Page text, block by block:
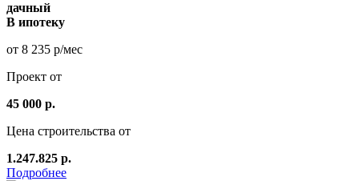
дачный
В ипотеку
от 8 235 р/мес
Проект от
45 000 р.
Цена строительства от
1.247.825 р.
Подробнее